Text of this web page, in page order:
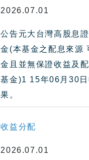
2026.07.01
公告元大台灣高股息
金(本基金之配息來源
金且並無保證收益及
基金)1 15年06月30
果。
收益分配
2026.07.01